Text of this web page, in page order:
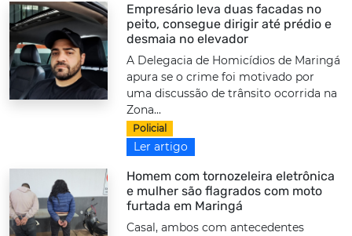
Empresário leva duas facadas no
peito, consegue dirigir até prédio e
desmaia no elevador
A Delegacia de Homicídios de Maringá
apura se o crime foi motivado por
uma discussão de trânsito ocorrida na
Zona...
Policial
Ler artigo
Homem com tornozeleira eletrônica
e mulher são flagrados com moto
furtada em Maringá
Casal, ambos com antecedentes